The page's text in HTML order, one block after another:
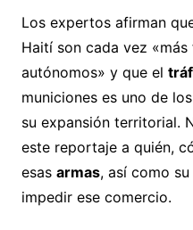
Los expertos afirman
Haití son cada vez
autónomos» y que el
municiones es uno de
su expansión territorial.
este reportaje a quién,
esas armas, así como
impedir ese comercio.